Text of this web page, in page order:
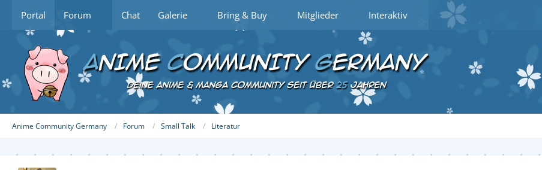
Portal Forum Chat Galerie Bring & Buy Mitglieder Interaktiv
Anime Community Germany Forum Small Talk Literatur